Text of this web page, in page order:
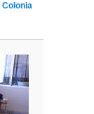
Colonia